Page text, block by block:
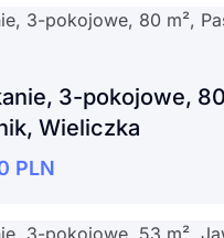
3-pokojowe,
Wieliczka
PLN